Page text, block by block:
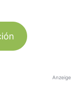
Anzeige